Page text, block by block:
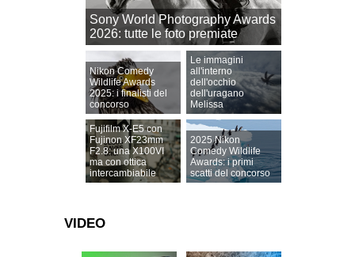
Sony World Photography Awards
2026: tutte le foto premiate
Nikon Comedy
Wildlife Awards
2025: i finalisti del
concorso
Le immagini
all'interno
dell'occhio
dell'uragano
Melissa
Fujifilm X-E5 con
Fujinon XF23mm
F2.8: una X100VI
ma con ottica
intercambiabile
2025 Nikon
Comedy Wildlife
Awards: i primi
scatti del concorso
VIDEO